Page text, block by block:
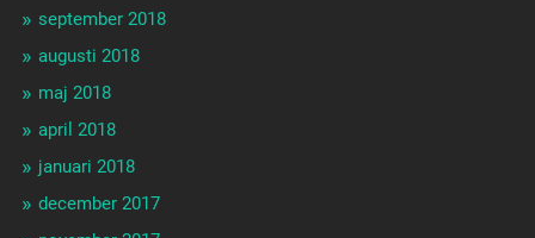
september 2018
augusti 2018
maj 2018
april 2018
januari 2018
december 2017